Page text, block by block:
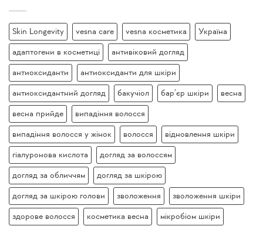
Skin Longevity vesna care vesna косметика Україна
адаптогени в косметиці антивіковий догляд
антиоксиданти антиоксиданти для шкіри
антиоксидантний догляд бакучіол бар’єр шкіри весна
весна прийде випадіння волосся
випадіння волосся у жінок волосся відновлення шкіри
гіалуронова кислота догляд за волоссям
догляд за обличчям догляд за шкірою
догляд за шкірою голови зволоження зволоження шкіри
здорове волосся косметика весна мікробіом шкіри